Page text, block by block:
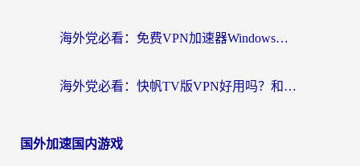
海外党必看：免费VPN加速器Windows版怎么选？附真实测评与无缝访问国内资源指南
海外党必看：快帆TV版VPN好用吗？和hi龟龟VPN对比哪个回国效果更好？附免费加速器选择指南
国外加速国内游戏